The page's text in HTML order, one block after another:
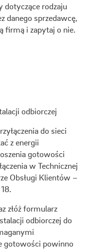
dotyczące rodzaju
danego sprzedawcę,
firmą i zapytaj o nie.
odbiorczej
do sieci
z energii
gotowości
w Technicznej
Obsługi Klientów –
złóż formularz
odbiorczej do
gotowości powinno